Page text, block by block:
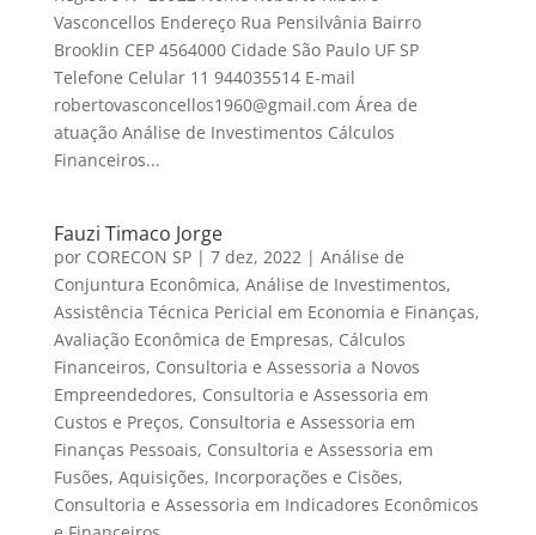
Vasconcellos Endereço Rua Pensilvânia Bairro
Brooklin CEP 4564000 Cidade São Paulo UF SP
Telefone Celular 11 944035514 E-mail
robertovasconcellos1960@gmail.com Área de
atuação Análise de Investimentos Cálculos
Financeiros...
Fauzi Timaco Jorge
por CORECON SP| 7 dez, 2022 | Análise de
Conjuntura Econômica, Análise de Investimentos,
Assistência Técnica Pericial em Economia e Finanças,
Avaliação Econômica de Empresas, Cálculos
Financeiros, Consultoria e Assessoria a Novos
Empreendedores, Consultoria e Assessoria em
Custos e Preços, Consultoria e Assessoria em
Finanças Pessoais, Consultoria e Assessoria em
Fusões, Aquisições, Incorporações e Cisões,
Consultoria e Assessoria em Indicadores Econômicos